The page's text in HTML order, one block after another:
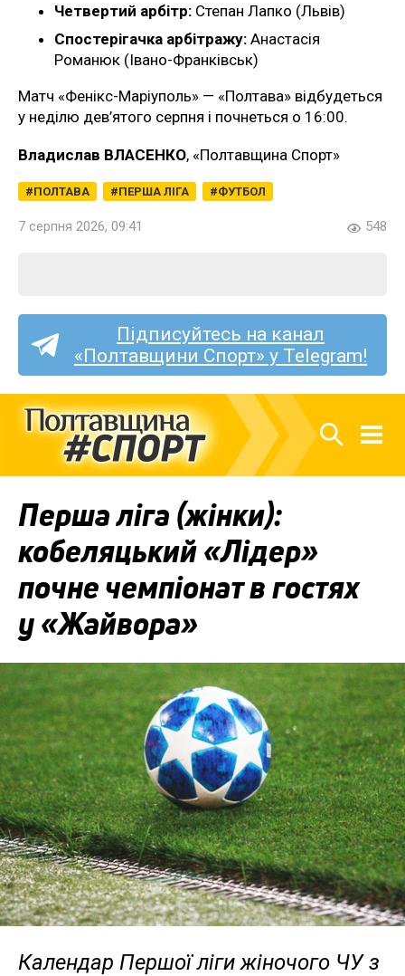
Четвертий арбітр: Степан Лапко (Львів)
Спостерігачка арбітражу: Анастасія
Романюк (Івано-Франківськ)
Матч «Фенікс-Маріуполь» — «Полтава» відбудеться
у неділю дев’ятого серпня і почнеться о 16:00.
Владислав ВЛАСЕНКО, «Полтавщина Спорт»
ПОЛТАВА ПЕРША ЛІГА ФУТБОЛ
7 серпня 2026, 09:41 548
Підписуйтесь на канал
«Полтавщини Спорт» у Telegram!
Перша ліга (жінки):
кобеляцький «Лідер»
почне чемпіонат в гостях
у «Жайвора»
Календар Першої ліги жіночого ЧУ з